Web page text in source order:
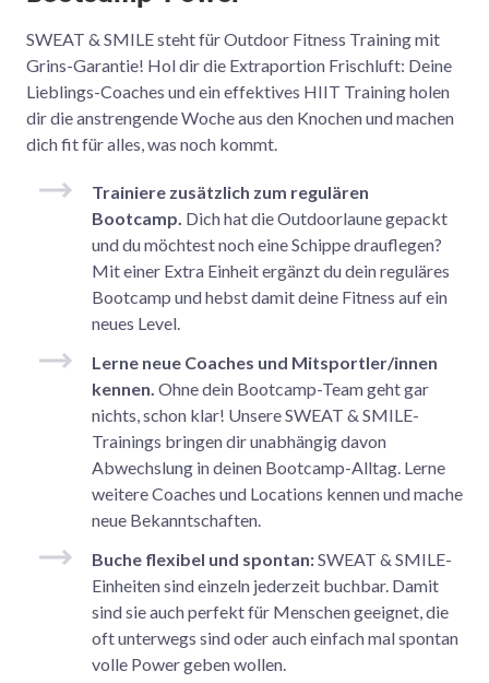
SWEAT & SMILE steht für Outdoor Fitness Training mit
Grins-Garantie! Hol dir die Extraportion Frischluft: Deine
Lieblings-Coaches und ein effektives HIIT Training holen
dir die anstrengende Woche aus den Knochen und machen
dich fit für alles, was noch kommt.
Trainiere zusätzlich zum regulären
Bootcamp. Dich hat die Outdoorlaune gepackt
und du möchtest noch eine Schippe drauflegen?
Mit einer Extra Einheit ergänzt du dein reguläres
Bootcamp und hebst damit deine Fitness auf ein
neues Level.
Lerne neue Coaches und Mitsportler/innen
kennen. Ohne dein Bootcamp-Team geht gar
nichts, schon klar! Unsere SWEAT & SMILE-
Trainings bringen dir unabhängig davon
Abwechslung in deinen Bootcamp-Alltag. Lerne
weitere Coaches und Locations kennen und mache
neue Bekanntschaften.
Buche flexibel und spontan:SWEAT & SMILE-
Einheiten sind einzeln jederzeit buchbar. Damit
sind sie auch perfekt für Menschen geeignet, die
oft unterwegs sind oder auch einfach mal spontan
volle Power geben wollen.